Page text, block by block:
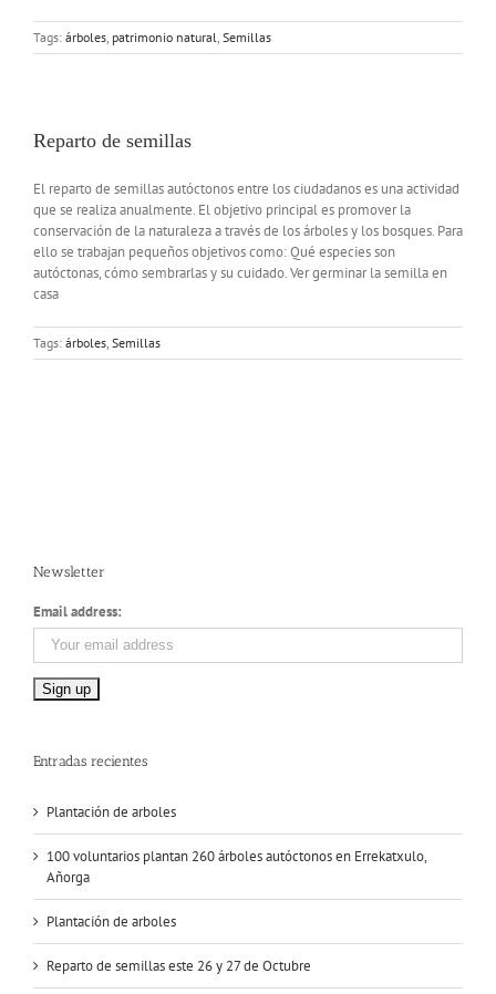
Tags: árboles, patrimonio natural, Semillas
Reparto de semillas
El reparto de semillas autóctonos entre los ciudadanos es una actividad
que se realiza anualmente. El objetivo principal es promover la
conservación de la naturaleza a través de los árboles y los bosques. Para
ello se trabajan pequeños objetivos como: Qué especies son
autóctonas, cómo sembrarlas y su cuidado. Ver germinar la semilla en
casa
Tags: árboles, Semillas
Newsletter
Email address:
Entradas recientes
Plantación de arboles
100 voluntarios plantan 260 árboles autóctonos en Errekatxulo,
Añorga
Plantación de arboles
Reparto de semillas este 26 y 27 de Octubre